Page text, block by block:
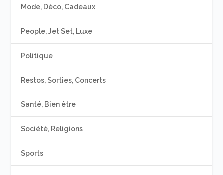
Mode, Déco, Cadeaux
People, Jet Set, Luxe
Politique
Restos, Sorties, Concerts
Santé, Bien être
Société, Religions
Sports